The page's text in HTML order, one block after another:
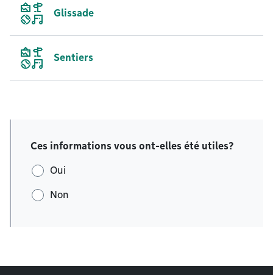
Glissade
Sentiers
Ces informations vous ont-elles été utiles?
Oui
Non